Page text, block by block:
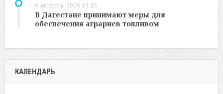
6 августа, 2026 10:45
В Дагестане принимают меры для
обеспечения аграриев топливом
КАЛЕНДАРЬ